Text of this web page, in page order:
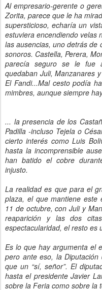
Al empresario-gerente o
Zorita, parece que le ha
supersticioso, echaría un
estuviera encendiendo velas
las ausencias, uno detrás de
sonoros. Castella, Perera,
parecía seguro se le fue
quedaban Juli, Manzanares
El Fandi...Mal cesto podía
mimbres, aunque siempre
... la presencia de los
Padilla -incluso Tejela o
cierto interés como Luis
hasta la incomprensible
han batido el cobre
injusto.
La realidad es que para el
plaza, el que mantiene este
11 de octubre, con Juli y
reaparición y las dos
espectacularidad, el resto es
Es lo que hay argumenta el
pero ante eso, la
que un “sí, señor”. El
hasta el presidente Javier
sobre la Feria como sobre la